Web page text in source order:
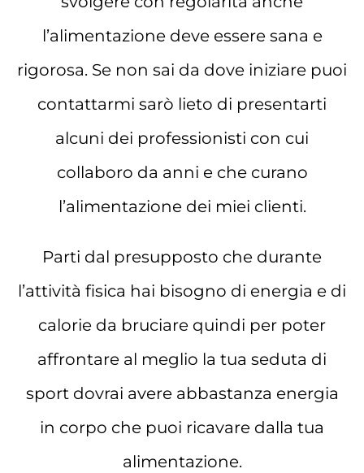
l’alimentazione deve essere sana e
rigorosa. Se non sai da dove iniziare puoi
contattarmi sarò lieto di presentarti
alcuni dei professionisti con cui
collaboro da anni e che curano
l’alimentazione dei miei clienti.
Parti dal presupposto che durante
l’attività fisica hai bisogno di energia e di
calorie da bruciare quindi per poter
affrontare al meglio la tua seduta di
sport dovrai avere abbastanza energia
in corpo che puoi ricavare dalla tua
alimentazione.